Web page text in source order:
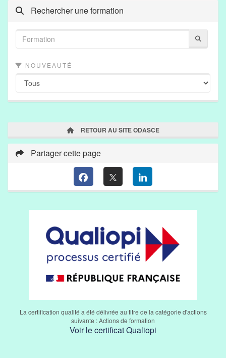
Rechercher une formation
NOUVEAUTÉ
RETOUR AU SITE ODASCE
Partager cette page
La certification qualité a été délivrée au titre de la catégorie d'actions
suivante : Actions de formation
Voir le certificat Qualiopi